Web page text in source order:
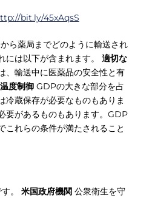
bit.ly/45xAqsS
ら薬局までどのように輸送され
には以下が含まれます。 適切な
、輸送中に医薬品の安全性と有
温度制御 GDPの大きな部分を占
冷蔵保存が必要なものもありま
要があるものもあります。GDP
これらの条件が満たされること
。 米国政府機関 公衆衛生を守